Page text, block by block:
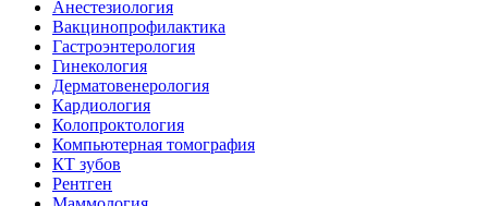
Анестезиология
Вакцинопрофилактика
Гастроэнтерология
Гинекология
Дерматовенерология
Кардиология
Колопроктология
Компьютерная томография
КТ зубов
Рентген